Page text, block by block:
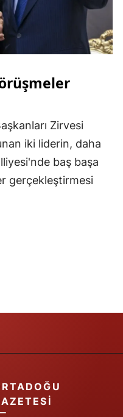
Zirvesi
iki liderin, daha
baş başa
gerçekleştirmesi